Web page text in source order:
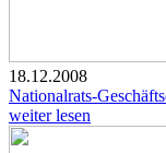
18.12.2008
Nationalrats-
weiter lesen